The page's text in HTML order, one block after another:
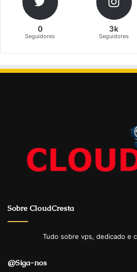
0
Seguidores
3k
Seguidores
Sobre CloudCresta
Tudo sobre vps, dedicado e
@Siga-nos